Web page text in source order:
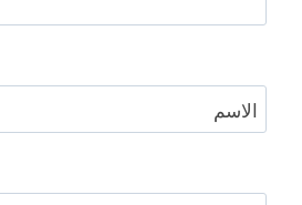
الاسم